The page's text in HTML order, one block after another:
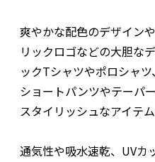
爽やかな配色のデザイン
リックロゴなどの大胆な
ックTシャツやポロシャ
ショートパンツやテーパ
スタイリッシュなアイテ
通気性や吸水速乾、UVカ